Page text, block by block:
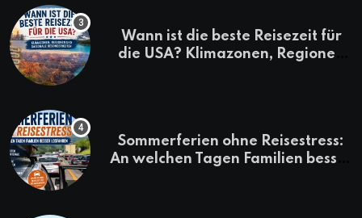
Wann ist die beste Reisezeit für
die USA? Klimazonen, Regionen
Sommerferien ohne Reisestress:
An welchen Tagen Familien besser